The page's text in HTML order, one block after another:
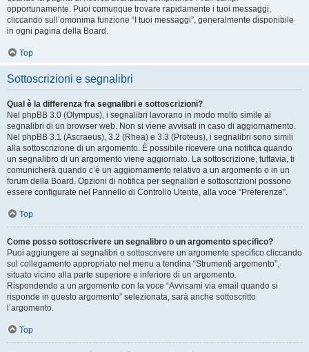
opportunamente. Puoi comunque trovare rapidamente i tuoi messaggi,
cliccando sull’omonima funzione “I tuoi messaggi”, generalmente disponibile
in ogni pagina della Board.
Top
Sottoscrizioni e segnalibri
Qual è la differenza fra segnalibri e sottoscrizioni?
Nel phpBB 3.0 (Olympus), i segnalibri lavorano in modo molto simile ai
segnalibri di un browser web. Non si viene avvisati in caso di aggiornamento.
Nel phpBB 3.1 (Ascraeus), 3.2 (Rhea) e 3.3 (Proteus), i segnalibri sono simili
alla sottoscrizione di un argomento. È possibile ricevere una notifica quando
un segnalibro di un argomento viene aggiornato. La sottoscrizione, tuttavia, ti
comunicherà quando c’è un aggiornamento relativo a un argomento o in un
forum della Board. Opzioni di notifica per segnalibri e sottoscrizioni possono
essere configurate nel Pannello di Controllo Utente, alla voce “Preferenze”.
Top
Come posso sottoscrivere un segnalibro o un argomento specifico?
Puoi aggiungere ai segnalibri o sottoscrivere un argomento specifico cliccando
sul collegamento appropriato nel menu a tendina “Strumenti argomento”,
situato vicino alla parte superiore e inferiore di un argomento.
Rispondendo a un argomento con la voce “Avvisami via email quando si
risponde in questo argomento” selezionata, sarà anche sottoscritto
l’argomento.
Top